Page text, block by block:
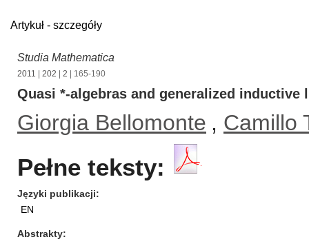
Artykuł - szczegóły
Studia Mathematica
2011 202 2 | 165-190
Quasi *-algebras and generalized inductive
Giorgia Bellomonte , Camillo
Pełne teksty:
Języki publikacji
EN
Abstrakty